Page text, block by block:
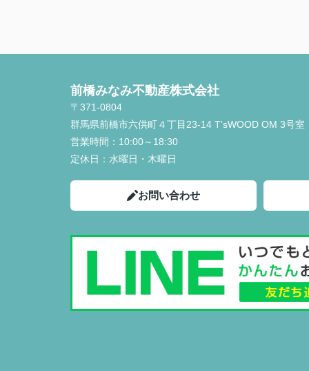
前橋みなみ不動産株式会社
〒371-0804
群馬県前橋市六供町４丁目23‐14 T'sWOOD OM 3号室
営業時間： 10:00～18:30
定休日： 水曜日・木曜日
お問い合わせ